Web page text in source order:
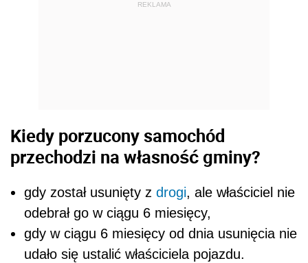
REKLAMA
Kiedy porzucony samochód
przechodzi na własność gminy?
gdy został usunięty z drogi, ale właściciel nie
odebrał go w ciągu 6 miesięcy,
gdy w ciągu 6 miesięcy od dnia usunięcia nie
udało się ustalić właściciela pojazdu.